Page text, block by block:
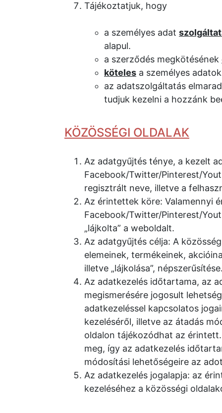
Tájékoztatjuk, hogy
a személyes adat
alapul.
a szerződés megkötésének
köteles a személyes
az adatszolgáltatás
tudjuk kezelni a hozzánk
KÖZÖSSÉGI OLDALAK
Az adatgyűjtés ténye, a kezelt
Facebook/Twitter/Pinterest/
regisztrált neve, illetve a
Az érintettek köre: Valamennyi
Facebook/Twitter/Pinterest/
„lájkolta” a weboldalt.
Az adatgyűjtés célja: A
elemeinek, termékeinek,
illetve „lájkolása”,
Az adatkezelés időtartama, az
megismerésére jogosult
adatkezeléssel kapcsolatos
kezeléséről, illetve az átadás
oldalon tájékozódhat az
meg, így az adatkezelés
módosítási lehetőségeire az
Az adatkezelés jogalapja: az
kezeléséhez a közösségi